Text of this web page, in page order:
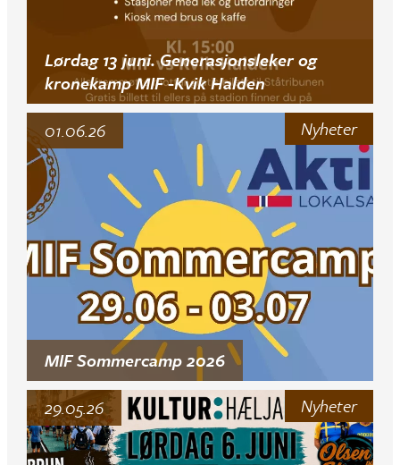
Lørdag 13 juni. Generasjonsleker og
kronekamp MIF -Kvik Halden
Nyheter
MIF Sommercamp 2026
01.06.26
Nyheter
29.05.26